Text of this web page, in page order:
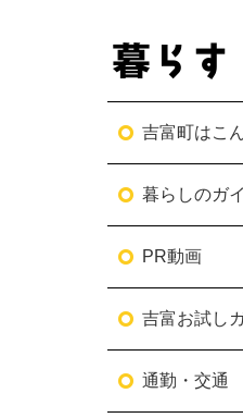
吉富町はこ
暮らしのガ
PR動画
吉富お試し
通勤・交通